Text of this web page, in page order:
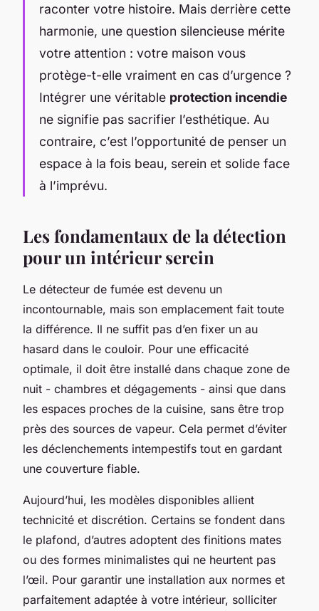
raconter votre histoire. Mais derrière cette
harmonie, une question silencieuse mérite
votre attention : votre maison vous
protège-t-elle vraiment en cas d’urgence ?
Intégrer une véritable protection incendie
ne signifie pas sacrifier l’esthétique. Au
contraire, c’est l’opportunité de penser un
espace à la fois beau, serein et solide face
à l’imprévu.
Les fondamentaux de la détection
pour un intérieur serein
Le détecteur de fumée est devenu un
incontournable, mais son emplacement fait toute
la différence. Il ne suffit pas d’en fixer un au
hasard dans le couloir. Pour une efficacité
optimale, il doit être installé dans chaque zone de
nuit - chambres et dégagements - ainsi que dans
les espaces proches de la cuisine, sans être trop
près des sources de vapeur. Cela permet d’éviter
les déclenchements intempestifs tout en gardant
une couverture fiable.
Aujourd’hui, les modèles disponibles allient
technicité et discrétion. Certains se fondent dans
le plafond, d’autres adoptent des finitions mates
ou des formes minimalistes qui ne heurtent pas
l’œil. Pour garantir une installation aux normes et
parfaitement adaptée à votre intérieur, solliciter